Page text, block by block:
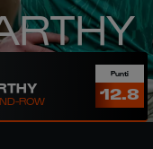
ROW
Punti
12.8